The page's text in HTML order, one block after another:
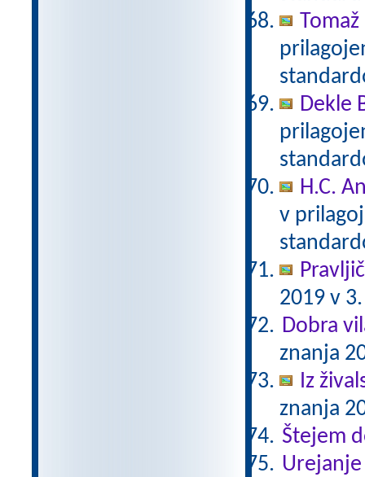
Dekle
H.C.
v
2019 v
Dobra
znanja
Iz
znanja
Štejem